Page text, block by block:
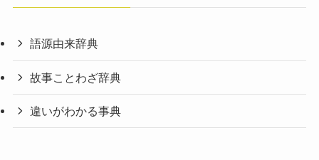
語源由来辞典
故事ことわざ辞典
違いがわかる事典